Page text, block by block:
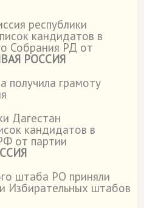
республики
кандидатов в
Собрания РД от
РОССИЯ
получила грамоту
Дагестан
кандидатов в
от партии
штаба РО приняли
Избирательных штабов